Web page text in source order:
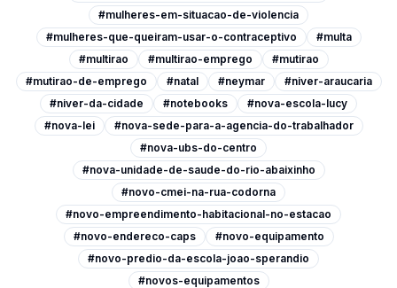
#mulheres-em-situacao-de-violencia
#mulheres-que-queiram-usar-o-contraceptivo
#multa
#multirao
#multirao-emprego
#mutirao
#mutirao-de-emprego
#natal #neymar
#niver-araucaria
#niver-da-cidade
#notebooks
#nova-escola-lucy
#nova-lei
#nova-sede-para-a-agencia-do-trabalhador
#nova-ubs-do-centro
#nova-unidade-de-saude-do-rio-abaixinho
#novo-cmei-na-rua-codorna
#novo-empreendimento-habitacional-no-estacao
#novo-endereco-caps
#novo-equipamento
#novo-predio-da-escola-joao-sperandio
#novos-equipamentos